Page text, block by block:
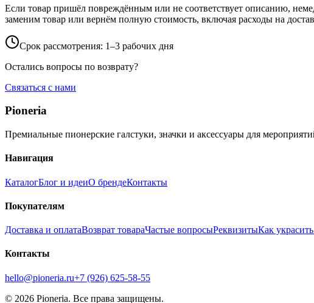
Если товар пришёл повреждённым или не соответствует описанию,
заменим товар или вернём полную стоимость, включая расходы на
Срок рассмотрения: 1–3 рабочих дня
Остались вопросы по возврату?
Связаться с нами
Pioneria
Премиальные пионерские галстуки, значки и аксессуары для
Навигация
КаталогБлог и идеиО брендеКонтакты
Покупателям
Доставка и оплатаВозврат товараЧастые вопросыРеквизитыКак
Контакты
hello@pioneria.ru+7 (926) 625-58-55
© 2026 Pioneria. Все права защищены.